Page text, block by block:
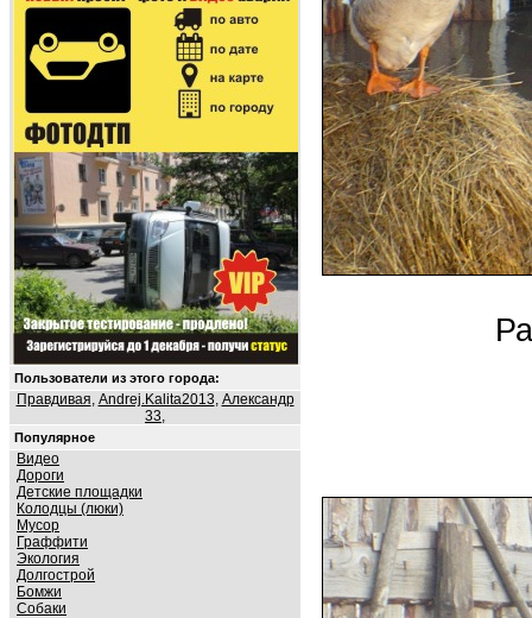
Пользователи из этого города:
Правдивая, Andrej.Kalita2013, Александр
33,
Популярное
Видео
Дороги
Детские площадки
Колодцы (люки)
Мусор
Граффити
Экология
Долгострой
Бомжи
Собаки